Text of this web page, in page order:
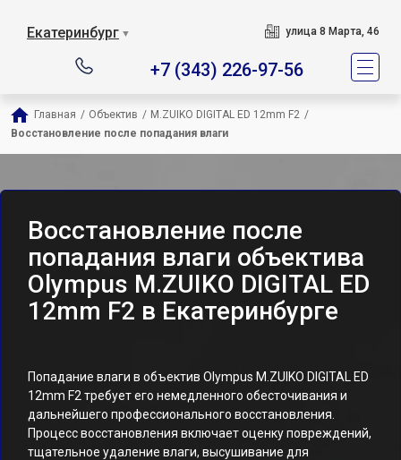
Екатеринбург ▼ улица 8 Марта, 46
+7 (343) 226-97-56
Главная / Объектив / M.ZUIKO DIGITAL ED 12mm F2 /
Восстановление после попадания влаги
Восстановление после
попадания влаги объектива
Olympus M.ZUIKO DIGITAL ED
12mm F2 в Екатеринбурге
Попадание влаги в объектив Olympus M.ZUIKO DIGITAL ED
12mm F2 требует его немедленного обесточивания и
дальнейшего профессионального восстановления.
Процесс восстановления включает оценку повреждений,
тщательное удаление влаги, высушивание для